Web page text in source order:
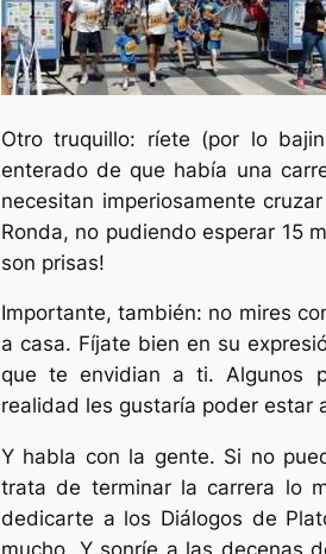
Otro truquillo: ríete (por lo
enterado de que había una
necesitan imperiosamente
Ronda, no pudiendo esperar 15
son prisas!
Importante, también: no mires
a casa. Fíjate bien en su
que te envidian a ti. Algunos
realidad les gustaría poder estar
Y habla con la gente. Si no
trata de terminar la carrera lo
dedicarte a los Diálogos de